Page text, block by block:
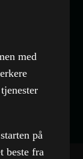
med
på
beste fra